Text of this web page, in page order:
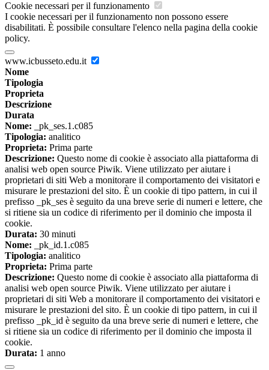
Cookie necessari per il funzionamento
I cookie necessari per il funzionamento non possono essere
disabilitati. È possibile consultare l'elenco nella pagina della cookie
policy.
www.icbusseto.edu.it
Nome
Tipologia
Proprieta
Descrizione
Durata
Nome: _pk_ses.1.c085
Tipologia: analitico
Proprieta: Prima parte
Descrizione: Questo nome di cookie è associato alla piattaforma di
analisi web open source Piwik. Viene utilizzato per aiutare i
proprietari di siti Web a monitorare il comportamento dei visitatori e
misurare le prestazioni del sito. È un cookie di tipo pattern, in cui il
prefisso _pk_ses è seguito da una breve serie di numeri e lettere, che
si ritiene sia un codice di riferimento per il dominio che imposta il
cookie.
Durata: 30 minuti
Nome: _pk_id.1.c085
Tipologia: analitico
Proprieta: Prima parte
Descrizione: Questo nome di cookie è associato alla piattaforma di
analisi web open source Piwik. Viene utilizzato per aiutare i
proprietari di siti Web a monitorare il comportamento dei visitatori e
misurare le prestazioni del sito. È un cookie di tipo pattern, in cui il
prefisso _pk_id è seguito da una breve serie di numeri e lettere, che
si ritiene sia un codice di riferimento per il dominio che imposta il
cookie.
Durata: 1 anno